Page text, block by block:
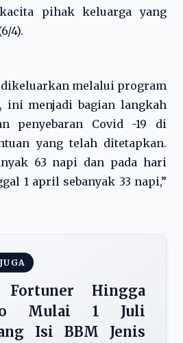
pihak keluarga yang
4).
dikeluarkan melalui program
ini menjadi bagian langkah
penyebaran Covid -19 di
yang telah ditetapkan.
63 napi dan pada hari
1 april sebanyak 33 napi,”
Hingga
Mulai 1 Juli
Isi BBM Jenis